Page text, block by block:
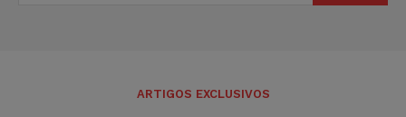
ARTIGOS EXCLUSIVOS